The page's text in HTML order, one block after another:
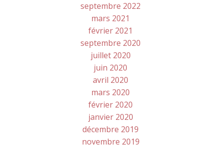
septembre 2022
mars 2021
février 2021
septembre 2020
juillet 2020
juin 2020
avril 2020
mars 2020
février 2020
janvier 2020
décembre 2019
novembre 2019